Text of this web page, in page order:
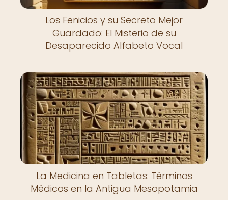
Los Fenicios y su Secreto Mejor
Guardado: El Misterio de su
Desaparecido Alfabeto Vocal
La Medicina en Tabletas: Términos
Médicos en la Antigua Mesopotamia